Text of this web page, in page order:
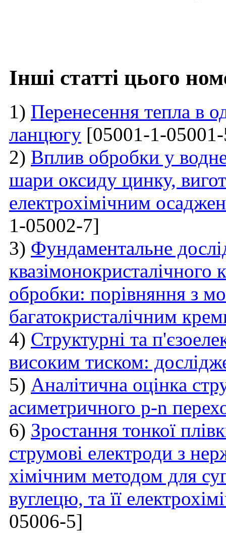
Інші статті цього
1) Перенесення тепла в
ланцюгу [05001-1-
2) Вплив обробки у
шари оксиду цинку,
електрохімічним
1-05002-7]
3) Фундаментальне
квазімонокристалічного
обробки: порівняння з
багатокристалічним
4) Структурні та
високим тиском:
5) Аналітична оцінка
асиметричного p-n
6) Зростання тонкої
струмові електроди з
хімічним методом для
вуглецю, та її
05006-5]